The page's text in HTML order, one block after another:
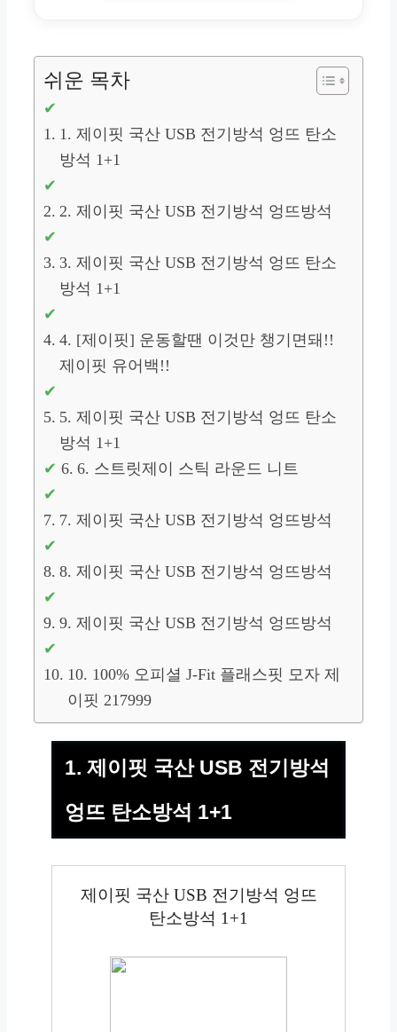
쉬운 목차
1. 제이핏 국산 USB 전기방석 엉뜨 탄소
방석 1+1
2. 제이핏 국산 USB 전기방석 엉뜨방석
3. 제이핏 국산 USB 전기방석 엉뜨 탄소
방석 1+1
4. [제이핏] 운동할땐 이것만 챙기면돼!!
제이핏 유어백!!
5. 제이핏 국산 USB 전기방석 엉뜨 탄소
방석 1+1
6. 스트릿제이 스틱 라운드 니트
7. 제이핏 국산 USB 전기방석 엉뜨방석
8. 제이핏 국산 USB 전기방석 엉뜨방석
9. 제이핏 국산 USB 전기방석 엉뜨방석
10. 100% 오피셜 J-Fit 플래스핏 모자 제
이핏 217999
1. 제이핏 국산 USB 전기방석
엉뜨 탄소방석 1+1
제이핏 국산 USB 전기방석 엉뜨
탄소방석 1+1